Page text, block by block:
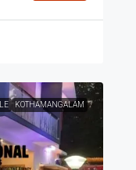
KOTHAMANGALAM